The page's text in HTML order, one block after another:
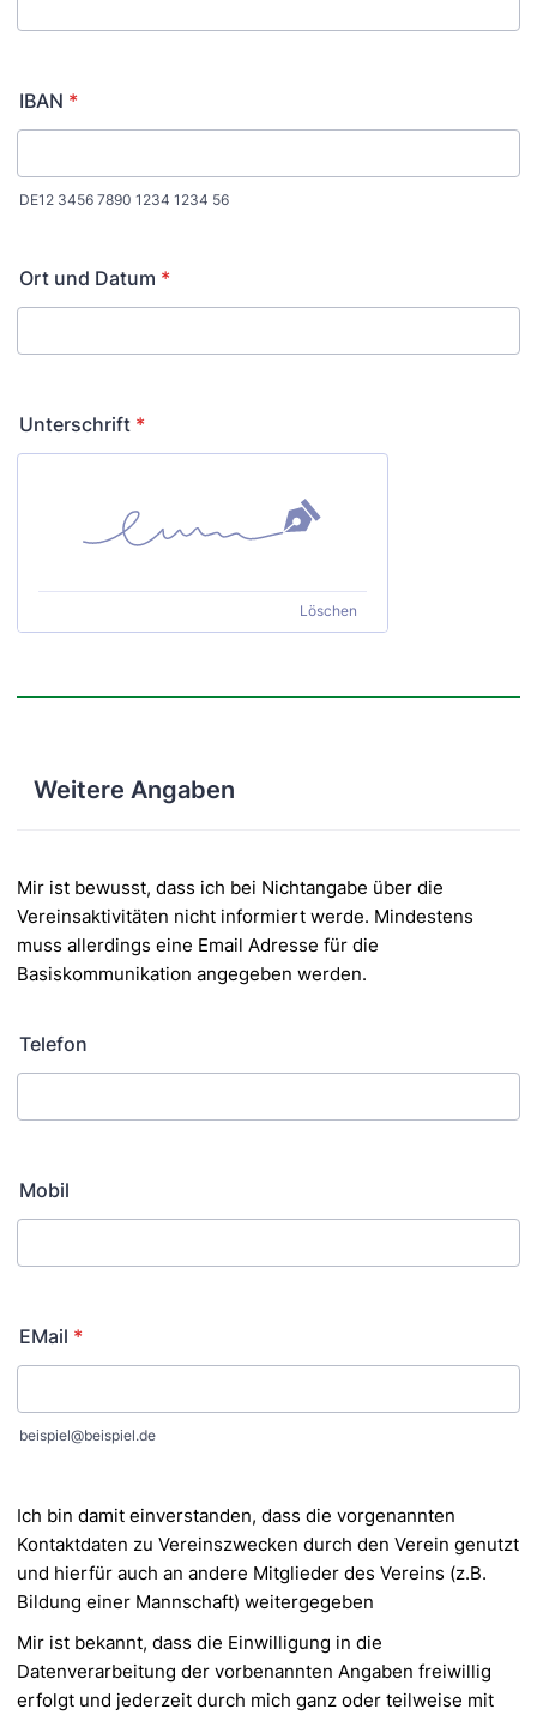
IBAN *
DE12 3456 7890 1234 1234 56
Ort und Datum *
Unterschrift *
Löschen
Weitere Angaben
Mir ist bewusst, dass ich bei Nichtangabe über die
Vereinsaktivitäten nicht informiert werde. Mindestens
muss allerdings eine Email Adresse für die
Basiskommunikation angegeben werden.
Telefon
Mobil
EMail *
beispiel@beispiel.de
Ich bin damit einverstanden, dass die vorgenannten
Kontaktdaten zu Vereinszwecken durch den Verein genutzt
und hierfür auch an andere Mitglieder des Vereins (z.B.
Bildung einer Mannschaft) weitergegeben
Mir ist bekannt, dass die Einwilligung in die
Datenverarbeitung der vorbenannten Angaben freiwillig
erfolgt und jederzeit durch mich ganz oder teilweise mit